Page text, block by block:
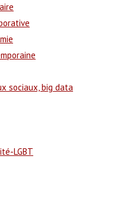
sociaux, big data
LGBT